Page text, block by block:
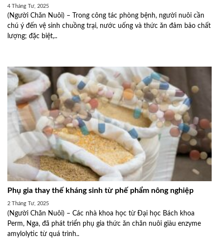
4 Tháng Tư, 2025
(Người Chăn Nuôi) – Trong công tác phòng bệnh, người nuôi cần
chú ý đến vệ sinh chuồng trại, nước uống và thức ăn đảm bảo chất
lượng; đặc biệt,..
Phụ gia thay thế kháng sinh từ phế phẩm nông nghiệp
2 Tháng Tư, 2025
(Người Chăn Nuôi) – Các nhà khoa học từ Đại học Bách khoa
Perm, Nga, đã phát triển phụ gia thức ăn chăn nuôi giàu enzyme
amylolytic từ quá trình..